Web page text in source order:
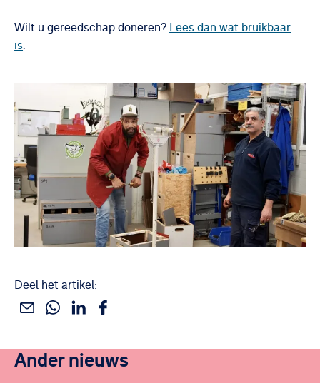
Wilt u gereedschap doneren? Lees dan wat bruikbaar
is.
Deel het artikel:
Deel dit via e-mail
Deel dit via WhatsApp
Deel dit via Linkedin
Deel dit via Facebook
Ander nieuws